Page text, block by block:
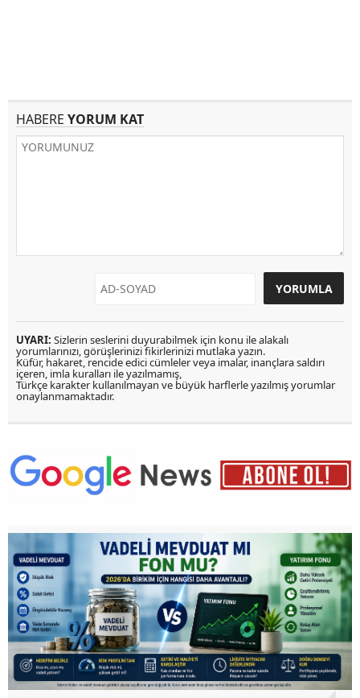
HABERE YORUM KAT
UYARI: Sizlerin seslerini duyurabilmek için konu ile alakalı
yorumlarınızı, görüşlerinizi fikirlerinizi mutlaka yazın.
Küfür, hakaret, rencide edici cümleler veya imalar, inançlara saldırı
içeren, imla kuralları ile yazılmamış,
Türkçe karakter kullanılmayan ve büyük harflerle yazılmış yorumlar
onaylanmamaktadır.